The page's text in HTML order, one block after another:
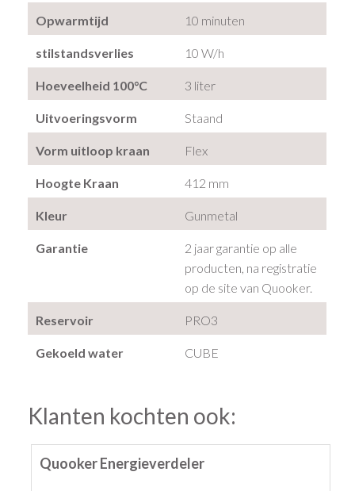
Opwarmtijd 10 minuten
stilstandsverlies 10 W/h
Hoeveelheid 100°C 3 liter
Uitvoeringsvorm Staand
Vorm uitloop kraan Flex
Hoogte Kraan 412 mm
Kleur Gunmetal
Garantie
2 jaar garantie op alle
producten, na registratie
op de site van Quooker.
Reservoir PRO3
Gekoeld water CUBE
Klanten kochten ook:
Quooker Energieverdeler